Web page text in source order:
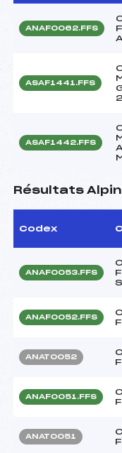
ANAF0062.FFS
ASAF1441.FFS
ASAF1442.FFS
Résultats
Codex
ANAF0053.FFS
ANAF0052.FFS
ANAT0052
ANAF0051.FFS
ANAT0051